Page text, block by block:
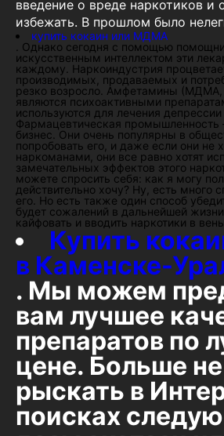
введение о вреде наркотиков и
избежать. В прошлом было
купить кокаин или МДМА
. Однако сегодня с помощью
искусственным интеллектом эти
каждому. Наркоиндустрия
производимых, продаваемых и
резко возросло. Амфетамины
являются психоактивными
используются для лечения депрессии
Фармацевтическая промышленность
бизнес. Они очень популярны в
попробовать его, и даже если они не
наркоманами, они все равно хотят
замечательных эффектов этого
можете спросить себя: как я могу
действительно хочу? Ну, есть много
его. Но есть также один способ
будет сожалений в дальнейшей
кайфовать и вводить наркотики в
Купить
в Каменске-
. Мы можем
вам лучшее
препаратов по
цене. Больше
рыскать в
поисках